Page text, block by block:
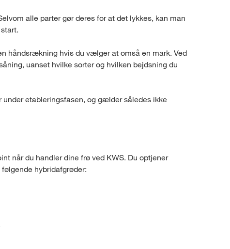
alle parter gør deres for at det lykkes, kan man
håndsrækning hvis du vælger at omså en mark. Ved
uanset hvilke sorter og hvilken bejdsning du
etableringsfasen, og gælder således ikke
når du handler dine frø ved KWS. Du optjener
hybridafgrøder: